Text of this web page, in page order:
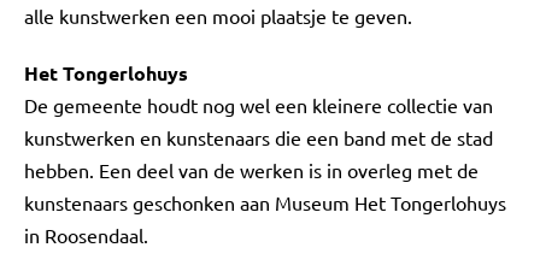
alle kunstwerken een mooi plaatsje te geven.
Het Tongerlohuys
De gemeente houdt nog wel een kleinere collectie van
kunstwerken en kunstenaars die een band met de stad
hebben. Een deel van de werken is in overleg met de
kunstenaars geschonken aan Museum Het Tongerlohuys
in Roosendaal.